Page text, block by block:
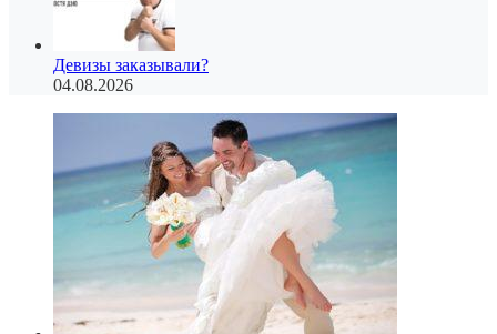
Девизы заказывали?
04.08.2026